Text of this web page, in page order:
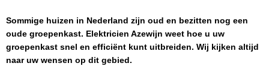
Sommige huizen in Nederland zijn oud en bezitten nog een
oude groepenkast. Elektricien Azewijn weet hoe u uw
groepenkast snel en efficiënt kunt uitbreiden. Wij kijken altijd
naar uw wensen op dit gebied.